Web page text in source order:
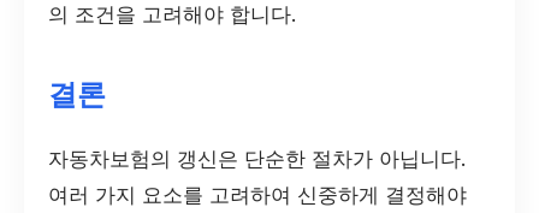
의 조건을 고려해야 합니다.
결론
자동차보험의 갱신은 단순한 절차가 아닙니다.
여러 가지 요소를 고려하여 신중하게 결정해야